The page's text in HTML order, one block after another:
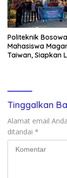
Politeknik
Mahasiswa
Taiwan, Siapkan
Tinggalkan
Alamat email
ditandai *